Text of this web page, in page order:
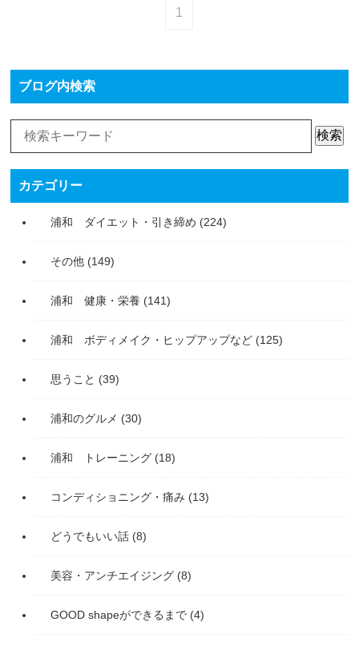
1
ブログ内検索
検索
カテゴリー
浦和 ダイエット・引き締め (224)
その他 (149)
浦和 健康・栄養 (141)
浦和 ボディメイク・ヒップアップなど (125)
思うこと (39)
浦和のグルメ (30)
浦和 トレーニング (18)
コンディショニング・痛み (13)
どうでもいい話 (8)
美容・アンチエイジング (8)
GOOD shapeができるまで (4)